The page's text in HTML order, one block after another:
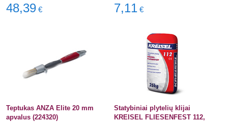
48,39 € 7,11 €
Teptukas ANZA Elite 20 mm
apvalus (224320)
Statybiniai plytelių klijai
KREISEL FLIESENFEST 112,